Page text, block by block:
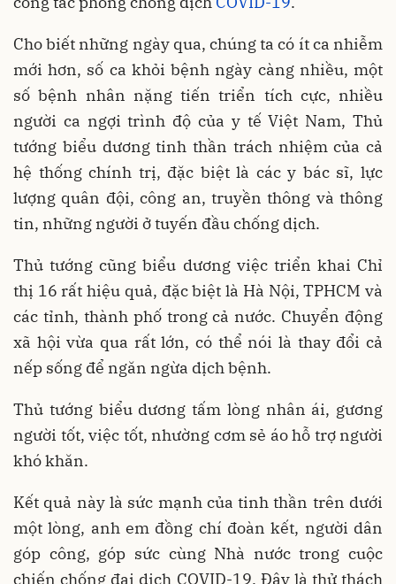
Cho biết những ngày qua, chúng ta có ít ca nhiễm
mới hơn, số ca khỏi bệnh ngày càng nhiều, một
số bệnh nhân nặng tiến triển tích cực, nhiều
người ca ngợi trình độ của y tế Việt Nam, Thủ
tướng biểu dương tinh thần trách nhiệm của cả
hệ thống chính trị, đặc biệt là các y bác sĩ, lực
lượng quân đội, công an, truyền thông và thông
tin, những người ở tuyến đầu chống dịch.
Thủ tướng cũng biểu dương việc triển khai Chỉ
thị 16 rất hiệu quả, đặc biệt là Hà Nội, TPHCM và
các tỉnh, thành phố trong cả nước. Chuyển động
xã hội vừa qua rất lớn, có thể nói là thay đổi cả
nếp sống để ngăn ngừa dịch bệnh.
Thủ tướng biểu dương tấm lòng nhân ái, gương
người tốt, việc tốt, nhường cơm sẻ áo hỗ trợ người
khó khăn.
Kết quả này là sức mạnh của tinh thần trên dưới
một lòng, anh em đồng chí đoàn kết, người dân
góp công, góp sức cùng Nhà nước trong cuộc
chiến chống đại dịch COVID-19. Đây là thử thách